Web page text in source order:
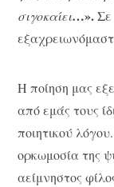
σιγοκαίει…».Σε
Η ποίηση μας
από εμάς τους
ποιητικού
ορκωμοσία της
αείμνηστος